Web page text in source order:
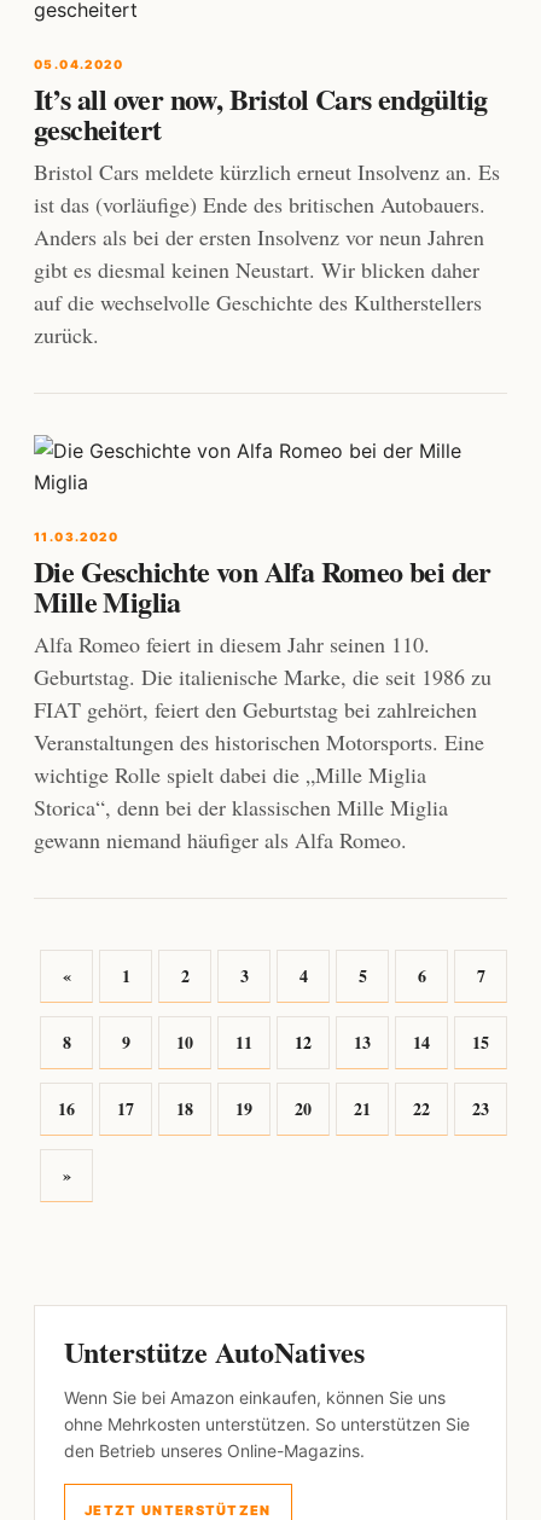
05.04.2020
It’s all over now, Bristol Cars endgültig
gescheitert
Bristol Cars meldete kürzlich erneut Insolvenz an. Es
ist das (vorläufige) Ende des britischen Autobauers.
Anders als bei der ersten Insolvenz vor neun Jahren
gibt es diesmal keinen Neustart. Wir blicken daher
auf die wechselvolle Geschichte des Kultherstellers
zurück.
11.03.2020
Die Geschichte von Alfa Romeo bei der
Mille Miglia
Alfa Romeo feiert in diesem Jahr seinen 110.
Geburtstag. Die italienische Marke, die seit 1986 zu
FIAT gehört, feiert den Geburtstag bei zahlreichen
Veranstaltungen des historischen Motorsports. Eine
wichtige Rolle spielt dabei die „Mille Miglia
Storica“, denn bei der klassischen Mille Miglia
gewann niemand häufiger als Alfa Romeo.
« 1 2 3 4 5 6 7
8 9 10 11 12 13 14 15
16 17 18 19 20 21 22 23
»
Unterstütze AutoNatives
Wenn Sie bei Amazon einkaufen, können Sie uns
ohne Mehrkosten unterstützen. So unterstützen Sie
den Betrieb unseres Online-Magazins.
JETZT UNTERSTÜTZEN